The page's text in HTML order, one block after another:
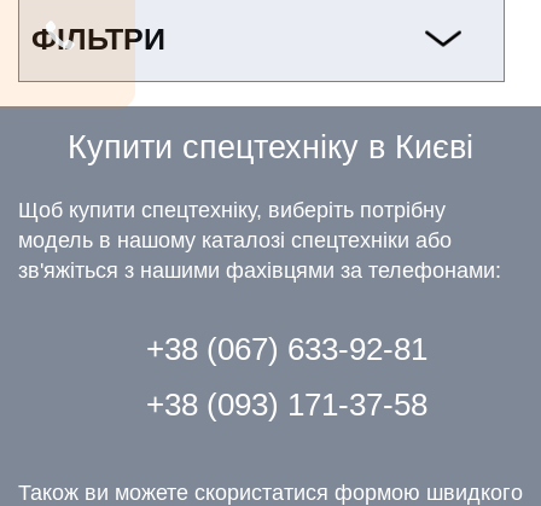
ФІЛЬТРИ
Купити спецтехніку в Києві
Щоб купити спецтехніку, виберіть потрібну
модель в нашому каталозі спецтехніки або
зв'яжіться з нашими фахівцями за телефонами:
+38 (067) 633-92-81
+38 (093) 171-37-58
Також ви можете скористатися формою швидкого